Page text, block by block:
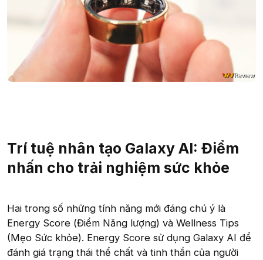
Trí tuệ nhân tạo Galaxy AI: Điểm
nhấn cho trải nghiệm sức khỏe
Hai trong số những tính năng mới đáng chú ý là
Energy Score (Điểm Năng lượng) và Wellness Tips
(Mẹo Sức khỏe). Energy Score sử dụng Galaxy AI để
đánh giá trạng thái thể chất và tinh thần của người